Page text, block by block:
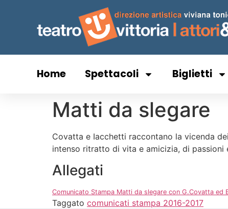
Home Spettacoli Biglietti
Matti da slegare
Covatta e Iacchetti raccontano la vicenda
intenso ritratto di vita e amicizia, di
Allegati
Comunicato Stampa Matti da slegare con G.Covatta ed
Taggato comunicati stampa 2016-2017